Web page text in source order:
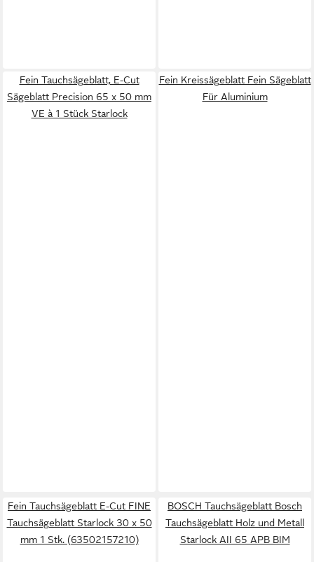
Fein Tauchsägeblatt, E-Cut
Sägeblatt Precision 65 x 50 mm
VE à 1 Stück Starlock
Fein Kreissägeblatt Fein Sägeblatt
Für Aluminium
Fein Tauchsägeblatt E-Cut FINE
Tauchsägeblatt Starlock 30 x 50
mm 1 Stk. (63502157210)
BOSCH Tauchsägeblatt Bosch
Tauchsägeblatt Holz und Metall
Starlock AII 65 APB BIM